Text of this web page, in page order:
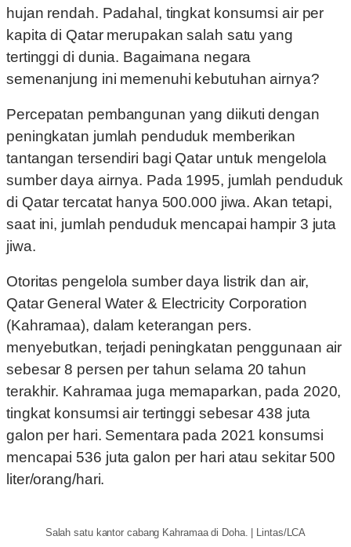
hujan rendah. Padahal, tingkat konsumsi air per
kapita di Qatar merupakan salah satu yang
tertinggi di dunia. Bagaimana negara
semenanjung ini memenuhi kebutuhan airnya?
Percepatan pembangunan yang diikuti dengan
peningkatan jumlah penduduk memberikan
tantangan tersendiri bagi Qatar untuk mengelola
sumber daya airnya. Pada 1995, jumlah penduduk
di Qatar tercatat hanya 500.000 jiwa. Akan tetapi,
saat ini, jumlah penduduk mencapai hampir 3 juta
jiwa.
Otoritas pengelola sumber daya listrik dan air,
Qatar General Water & Electricity Corporation
(Kahramaa), dalam keterangan pers.
menyebutkan, terjadi peningkatan penggunaan air
sebesar 8 persen per tahun selama 20 tahun
terakhir. Kahramaa juga memaparkan, pada 2020,
tingkat konsumsi air tertinggi sebesar 438 juta
galon per hari. Sementara pada 2021 konsumsi
mencapai 536 juta galon per hari atau sekitar 500
liter/orang/hari.
Salah satu kantor cabang Kahramaa di Doha. | Lintas/LCA